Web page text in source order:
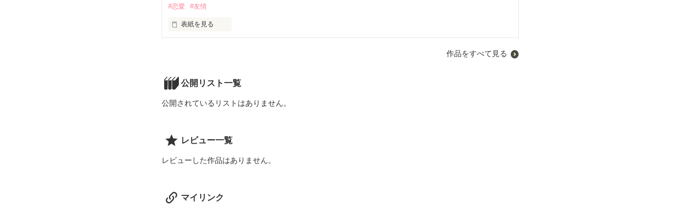
#恋愛 #友情
表紙を見る
作品をすべて見る
公開リスト一覧
公開されているリストはありません。
レビュー一覧
レビューした作品はありません。
マイリンク